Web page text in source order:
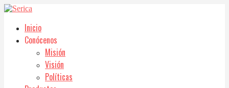
Inicio
Conócenos
Misión
Visión
Políticas